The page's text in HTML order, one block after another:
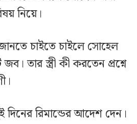
নিয়ে।
চাইতে চাইলে সোহেল
তার স্ত্রী কী করতেন প্রশ্নে
রিমান্ডের আদেশ দেন।